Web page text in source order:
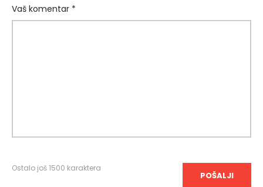
Vaš komentar *
Ostalo još1500 karaktera
POŠALJI